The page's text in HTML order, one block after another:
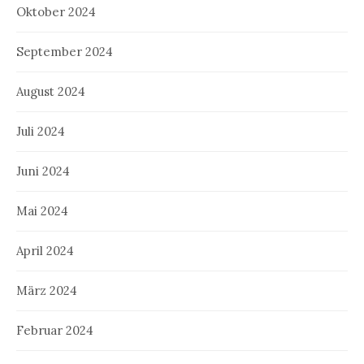
Oktober 2024
September 2024
August 2024
Juli 2024
Juni 2024
Mai 2024
April 2024
März 2024
Februar 2024